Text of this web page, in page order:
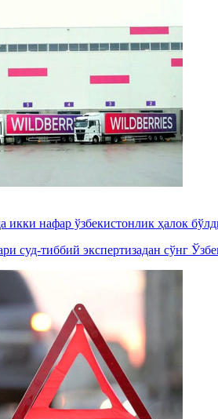
икки нафар ўзбекистонлик ҳалок
суд-тиббий экспертизадан сўнг